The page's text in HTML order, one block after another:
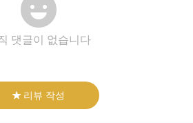
댓글이 없습니다
리뷰 작성